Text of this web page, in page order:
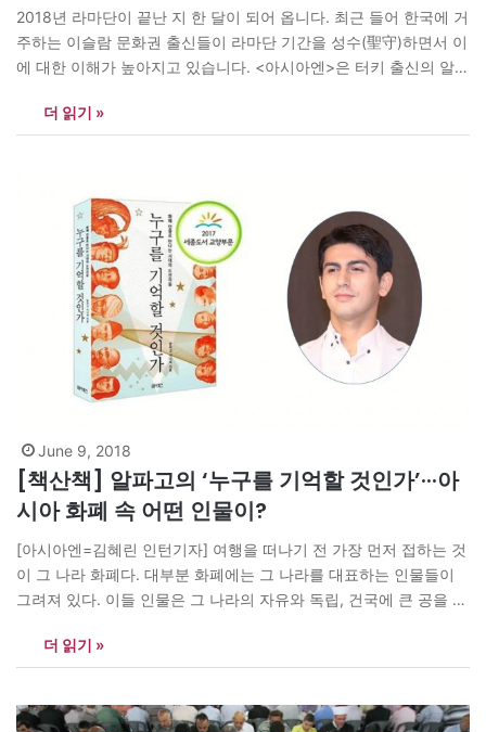
2018년 라마단이 끝난 지 한 달이 되어 옵니다. 최근 들어 한국에 거
주하는 이슬람 문화권 출신들이 라마단 기간을 성수(聖守)하면서 이
에 대한 이해가 높아지고 있습니다. <아시아엔>은 터키 출신의 알파
기자는 “매년 라마단이 되면 절제와 기도를 통해 나와 이웃을 돌아
볼 수 시간으로 채워 참으로 행복하다”고 합니다.…
더 읽기 »
June 9, 2018
[책산책] 알파고의 ‘누구를 기억할 것인가’···아
시아 화폐 속 어떤 인물이?
[아시아엔=김혜린 인턴기자] 여행을 떠나기 전 가장 먼저 접하는 것
이 그 나라 화폐다. 대부분 화폐에는 그 나라를 대표하는 인물들이
그려져 있다. 이들 인물은 그 나라의 자유와 독립, 건국에 큰 공을 세
면 그 나라의 역사와 사회적 환경을 알 수 있다. <누구를 기억할 것
인가>(헤이북스)…
더 읽기 »